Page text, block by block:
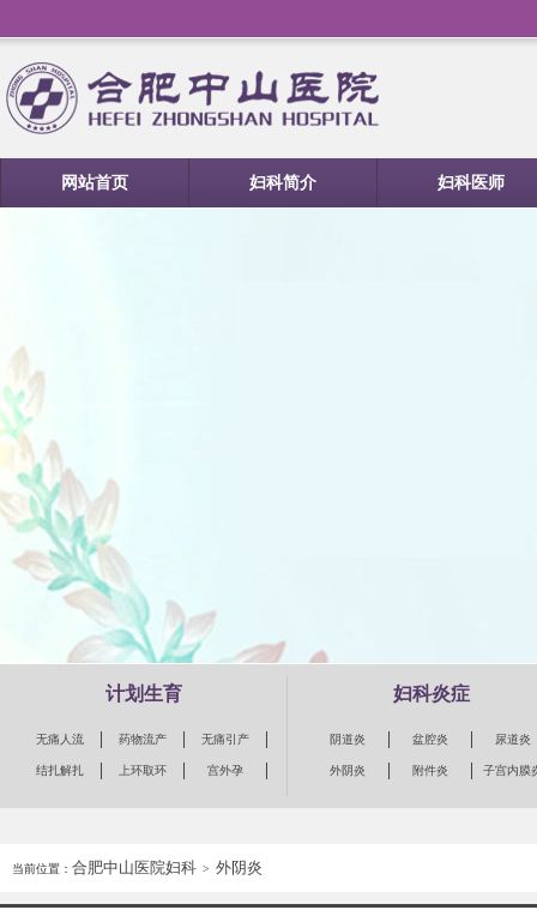
网站首页 妇科简介 妇科医师
计划生育
无痛人流 药物流产 无痛引产
结扎解扎 上环取环 宫外孕
妇科炎症
阴道炎 盆腔炎 尿道炎
外阴炎 附件炎 子宫内膜
当前位置： 合肥中山医院妇科 > 外阴炎